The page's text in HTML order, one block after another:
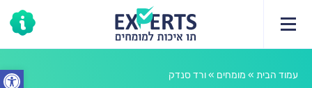
פתח עמוד הבית » מומחים »ורד סנדק